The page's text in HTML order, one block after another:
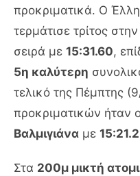
προκριματικά. Ο
τερμάτισε τρίτος
σειρά με 15:31.60,
5η καλύτερη
τελικό της Πέμπτης
προκριματικών ήταν
Βαλμιγιάνα με
Στα 200μ μικτή